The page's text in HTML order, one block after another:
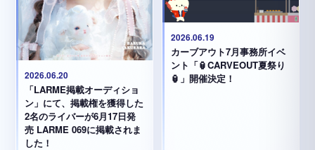
2026.06.20
「LARME掲載オーディショ
ン」にて、掲載権を獲得した
2名のライバーが6月17日発
売 LARME 069に掲載されま
した！
2026.06.19
カーブアウト7月事務所イベ
ント「🏮CARVEOUT夏祭り
🏮」開催決定！